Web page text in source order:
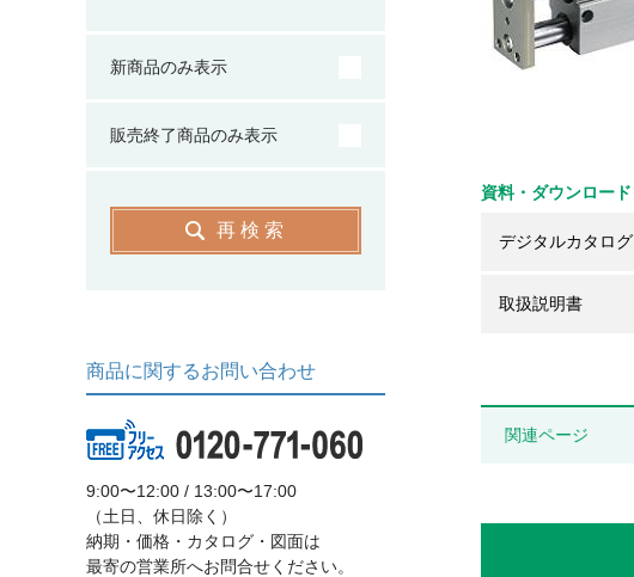
資料・ダウンロード
デジタルカタログ
取扱説明書
関連ページ
新商品のみ表示
販売終了商品のみ表示
再検索
商品に関するお問い合わせ
9:00〜12:00 / 13:00〜17:00
（土日、休日除く）
納期・価格・カタログ・図面は
最寄の営業所へお問合せください。